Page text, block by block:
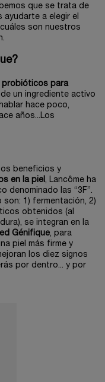
que se trata de
a elegir el
son nuestros
probióticos para
de un ingrediente activo
hace poco,
años...Los
beneficios y
en la piel
, Lancôme ha
denominado las “3F”.
1) fermentación, 2)
obtenidos (al
se integran en la
Génifique , para
piel más firme y
los diez signos
por dentro... y por